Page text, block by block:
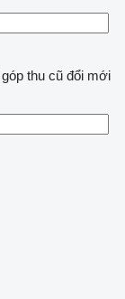
thu cũ đổi mới